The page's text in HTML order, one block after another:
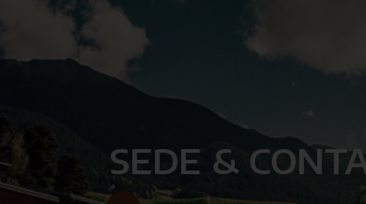
SEDE &